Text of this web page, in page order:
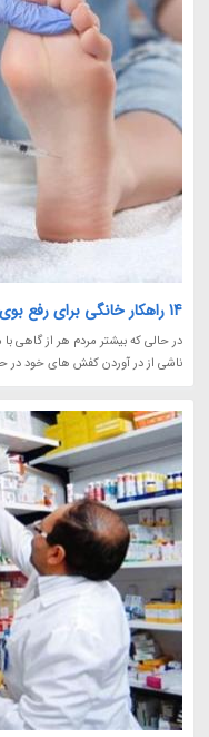
14 راهکار خانگی برای رفع بوی بد پا
در حالی که بیشتر مردم هر از گاهی
ناشی از در آوردن کفش های خود در